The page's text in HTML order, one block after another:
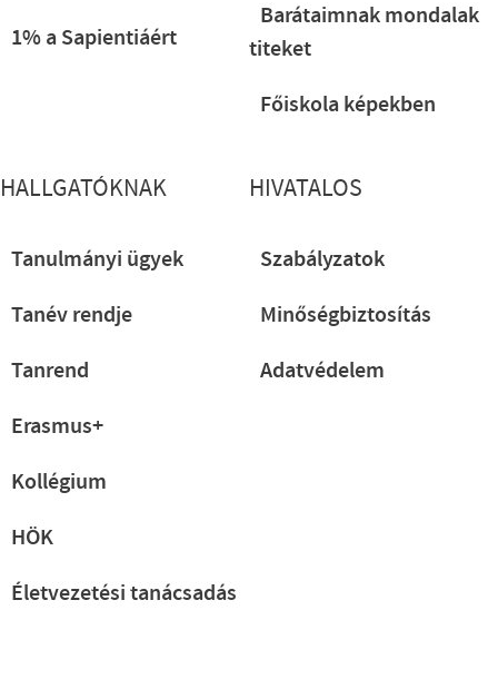
1% a Sapientiáért
Barátaimnak mondalak
titeket
Főiskola képekben
HALLGATÓKNAK
Tanulmányi ügyek
Tanév rendje
Tanrend
Erasmus+
Kollégium
HÖK
Életvezetési tanácsadás
HIVATALOS
Szabályzatok
Minőségbiztosítás
Adatvédelem